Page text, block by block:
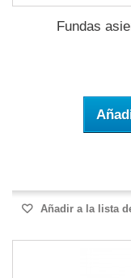
Fundas
Añadir a la lista